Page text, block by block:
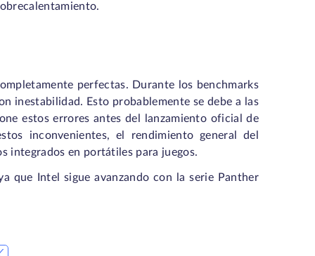
perfectas. Durante los benchmarks
inestabilidad. Esto probablemente se debe a las
estos errores antes del lanzamiento oficial de
inconvenientes, el rendimiento general del
integrados en portátiles para juegos.
que Intel sigue avanzando con la serie Panther